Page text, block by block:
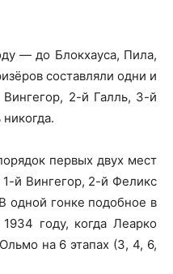
— до Блокхауса, Пила,
составляли одни и
2-й Галль, 3-й
первых двух мест
й Вингегор, 2-й Феликс
одной гонке подобное в
году, когда Леарко
на 6 этапах (3, 4, 6,